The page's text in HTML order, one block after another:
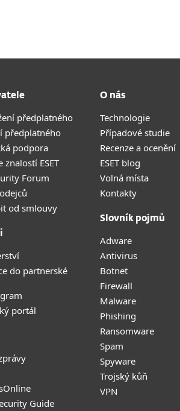
předplatného
předplatného
podpora
znalostí ESET
Forum
od smlouvy
do partnerské
portál
Guide
O nás
Technologie
Případové studie
Recenze a ocenění
ESET blog
Volná místa
Kontakty
Slovník pojmů
Adware
Antivirus
Botnet
Firewall
Malware
Phishing
Ransomware
Spam
Spyware
Trojský kůň
VPN